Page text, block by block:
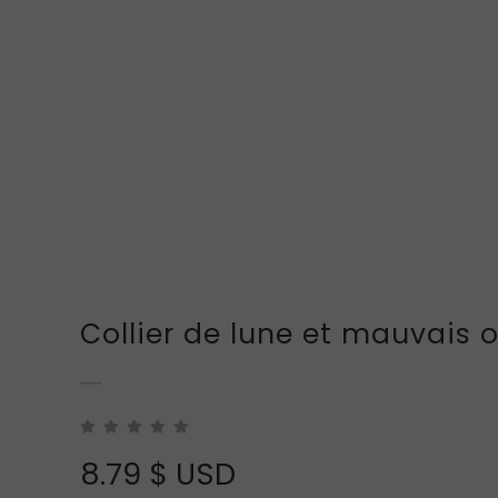
Collier de lune et mauvais
8.79 $ USD